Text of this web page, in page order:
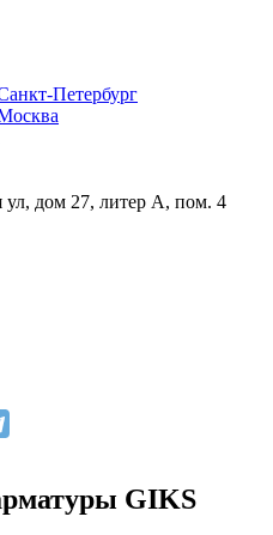
Петербург
ул, дом 27, литер А, пом. 4
GIKS